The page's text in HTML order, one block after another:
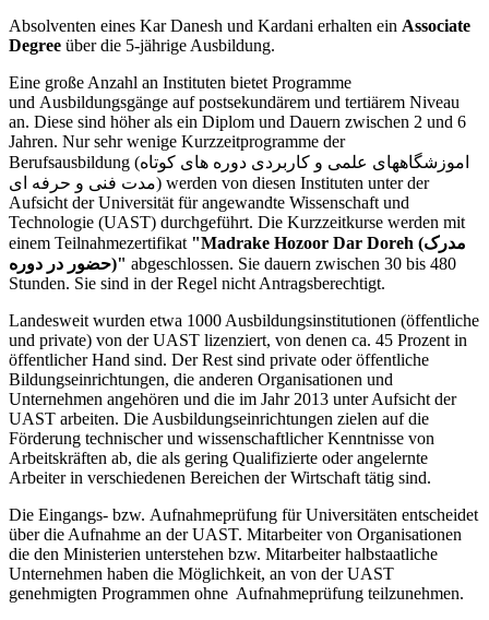
Absolventen eines Kar Danesh und Kardani erhalten ein Associate
Degree über die 5-jährige Ausbildung.
Eine große Anzahl an Instituten bietet Programme
und Ausbildungsgänge auf postsekundärem und tertiärem Niveau
an. Diese sind höher als ein Diplom und Dauern zwischen 2 und 6
Jahren. Nur sehr wenige Kurzzeitprogramme der
Berufsausbildung (اموزشگاههای علمی و کاربردی دوره های کوتاه
مدت فنی و حرفه ای) werden von diesen Instituten unter der
Aufsicht der Universität für angewandte Wissenschaft und
Technologie (UAST) durchgeführt. Die Kurzzeitkurse werden mit
einem Teilnahmezertifikat "Madrake Hozoor Dar Doreh (مدرک
حضور در دوره)" abgeschlossen. Sie dauern zwischen 30 bis 480
Stunden. Sie sind in der Regel nicht Antragsberechtigt.
Landesweit wurden etwa 1000 Ausbildungsinstitutionen (öffentliche
und private) von der UAST lizenziert, von denen ca. 45 Prozent in
öffentlicher Hand sind. Der Rest sind private oder öffentliche
Bildungseinrichtungen, die anderen Organisationen und
Unternehmen angehören und die im Jahr 2013 unter Aufsicht der
UAST arbeiten. Die Ausbildungseinrichtungen zielen auf die
Förderung technischer und wissenschaftlicher Kenntnisse von
Arbeitskräften ab, die als gering Qualifizierte oder angelernte
Arbeiter in verschiedenen Bereichen der Wirtschaft tätig sind.
Die Eingangs- bzw. Aufnahmeprüfung für Universitäten entscheidet
über die Aufnahme an der UAST. Mitarbeiter von Organisationen
die den Ministerien unterstehen bzw. Mitarbeiter halbstaatliche
Unternehmen haben die Möglichkeit, an von der UAST
genehmigten Programmen ohne Aufnahmeprüfung teilzunehmen.